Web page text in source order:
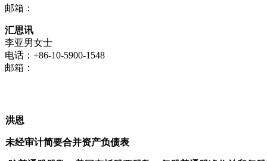
邮箱：
汇思讯
李亚男女士
电话：+86-10-5900-1548
邮箱：
洪恩
未经审计简要合并资产负债表